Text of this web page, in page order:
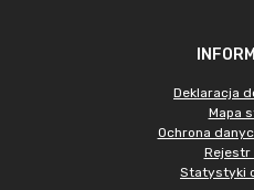
Deklaracja
Mapa
Ochrona
Rejestr
Statystyki